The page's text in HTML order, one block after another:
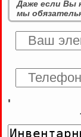
Даже если Вы
мы
'